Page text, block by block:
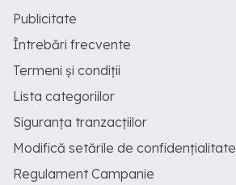
Publicitate
Întrebări frecvente
Termeni și condiții
Lista categoriilor
Siguranța tranzacțiilor
Modifică setările de confidențialitate
Regulament Campanie